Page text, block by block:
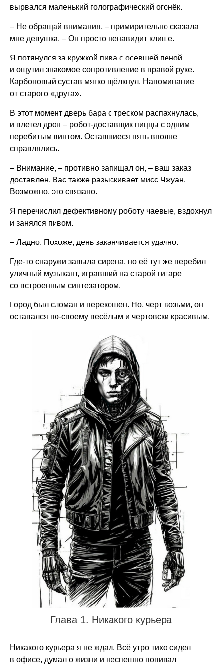
вырвался маленький голографический огонёк.
– Не обращай внимания, – примирительно сказала
мне девушка. – Он просто ненавидит клише.
Я потянулся за кружкой пива с осевшей пеной
и ощутил знакомое сопротивление в правой руке.
Карбоновый сустав мягко щёлкнул. Напоминание
от старого «друга».
В этот момент дверь бара с треском распахнулась,
и влетел дрон – робот-доставщик пиццы с одним
перебитым винтом. Оставшиеся пять вполне
справлялись.
– Внимание, – противно запищал он, – ваш заказ
доставлен. Вас также разыскивает мисс Чжуан.
Возможно, это связано.
Я перечислил дефективному роботу чаевые, вздохнул
и занялся пивом.
– Ладно. Похоже, день заканчивается удачно.
Где-то снаружи завыла сирена, но её тут же перебил
уличный музыкант, игравший на старой гитаре
со встроенным синтезатором.
Город был сломан и перекошен. Но, чёрт возьми, он
оставался по-своему весёлым и чертовски красивым.
Глава 1. Никакого курьера
Никакого курьера я не ждал. Всё утро тихо сидел
в офисе, думал о жизни и неспешно попивал